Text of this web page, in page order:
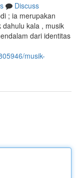
Discuss
; ia merupakan
kala , musik
dari identitas
musik-